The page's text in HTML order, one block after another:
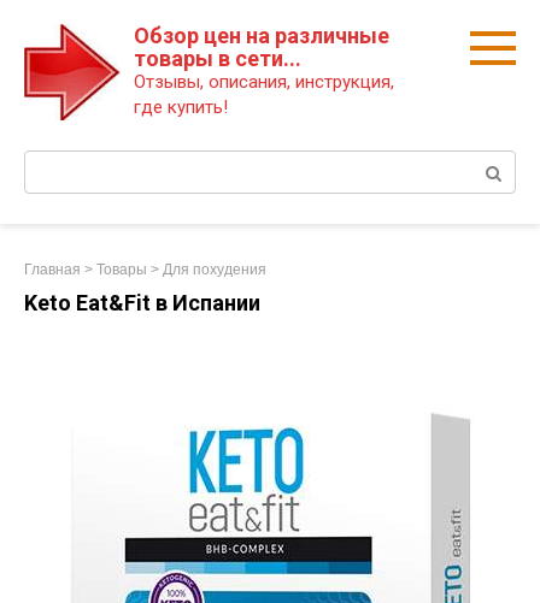
Обзор цен на различные
товары в сети...
Отзывы, описания, инструкция,
где купить!
Главная > Товары > Для похудения
Keto Eat&Fit в Испании